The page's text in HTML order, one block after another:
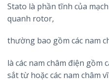
Stato là phần tĩnh của
quanh rotor,
thường bao gồm các nam
là các nam châm điện gồm
sắt từ hoặc các nam châm